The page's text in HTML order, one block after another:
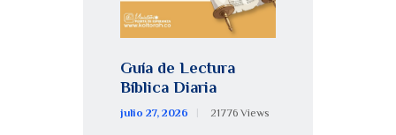
Guía de Lectura
Bíblica Diaria
julio 27, 2026 21776 Views